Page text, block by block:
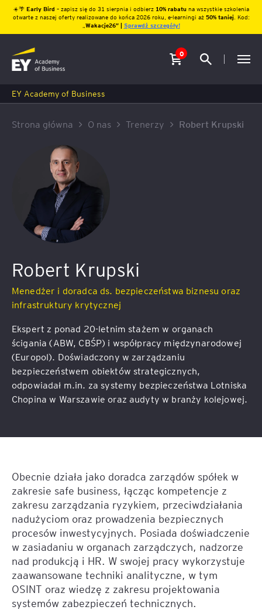
☀️🌴 Early Bird – zapisz się do 31 sierpnia i odbierz10% rabatu na wszystkie szkolenia
otwarte z naszej oferty realizowane do końca 2026 roku, e-learningi aż 50% taniej. Kod:
Wakacje26″ | Sprawdź szczegóły!
0
EY Academy of Business
Strona główna O nas Trenerzy Robert Krupski
Robert Krupski
Menedżer i doradca ds. bezpieczeństwa biznesu oraz
infrastruktury krytycznej
Ekspert z ponad 20-letnim stażem w organach
ścigania (ABW, CBŚP) i współpracy międzynarodowej
(Europol). Doświadczony w zarządzaniu
bezpieczeństwem obiektów strategicznych,
odpowiadał m.in. za systemy bezpieczeństwa Lotniska
Chopina w Warszawie oraz audyty w branży kolejowej.
Obecnie działa jako doradca zarządów spółek w
zakresie safe business, łącząc kompetencje z
zakresu zarządzania ryzykiem, przeciwdziałania
nadużyciom oraz prowadzenia bezpiecznych
procesów inwestycyjnych. Posiada doświadczenie
w zasiadaniu w organach zarządczych, nadzorze
nad produkcją i HR. W swojej pracy wykorzystuje
zaawansowane techniki analityczne, w tym
OSINT oraz wiedzę z zakresu projektowania
systemów zabezpieczeń technicznych.